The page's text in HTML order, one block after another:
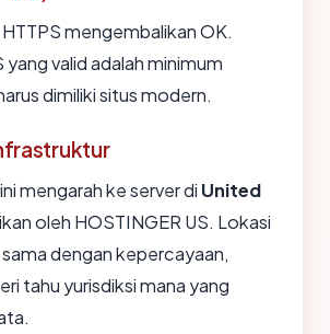
mengembalikan OK.
valid adalah minimum
dimiliki situs modern.
mengarah ke server di United
oleh HOSTINGER US. Lokasi
dengan kepercayaan,
tahu yurisdiksi mana yang